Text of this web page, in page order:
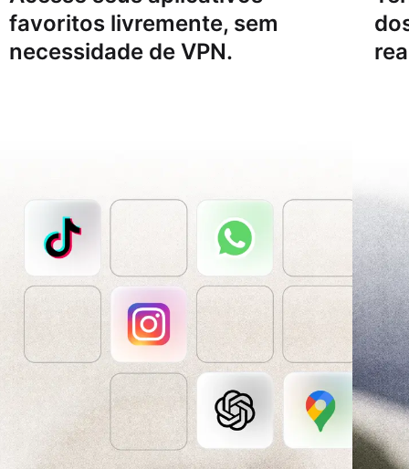
favoritos livremente, sem
necessidade de VPN.